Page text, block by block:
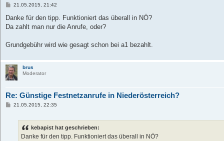
B
i
r
21.05.2015, 21:42
Danke für den tipp. Funktioniert das überall in NÖ?
Da zahlt man nur die Anrufe, oder?
Grundgebühr wird wie gesagt schon bei a1 bezahlt.
brus
Moderator
Re: Günstige Festnetzanrufe in Niederösterreich?
B21.05.2015, 22:35
kebapist hat geschrieben:
Danke für den tipp. Funktioniert das überall in NÖ?